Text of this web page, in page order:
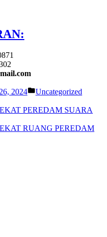
2024
Posted
Uncategorized
PEREDAM SUARA
RUANG PEREDAM